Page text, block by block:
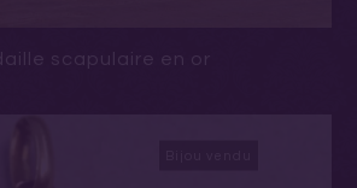
scapulaire en or